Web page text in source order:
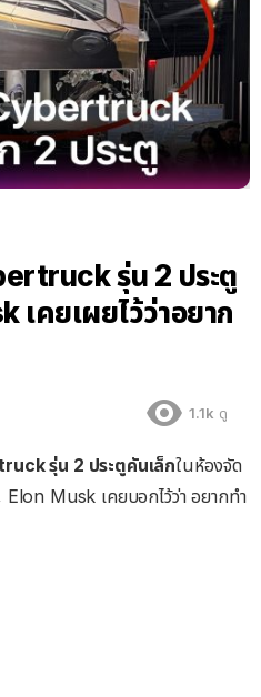
รุ่น 2 ประตู
เคยเผยไว้ว่าอยาก
1.1k ดู
รุ่น 2 ประตูคันเล็กในห้องจัด
Musk เคยบอกไว้ว่า อยากทำ